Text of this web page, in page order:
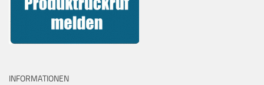
INFORMATIONEN